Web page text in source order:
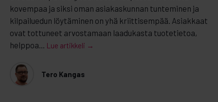
kovempaa ja siksi oman asiakaskunnan tunteminen ja
kilpailuedun löytäminen on yhä kriittisempää. Asiakkaat
ovat tottuneet arvostamaan laadukasta tuotetietoa,
helppoa... Lue artikkeli →
Tero Kangas